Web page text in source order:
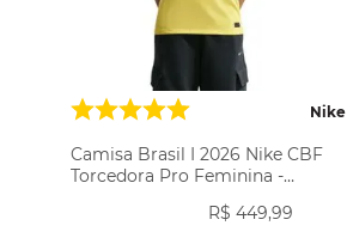
Nike
Camisa Brasil I 2026 Nike CBF
Torcedora Pro Feminina -
R$ 449,99